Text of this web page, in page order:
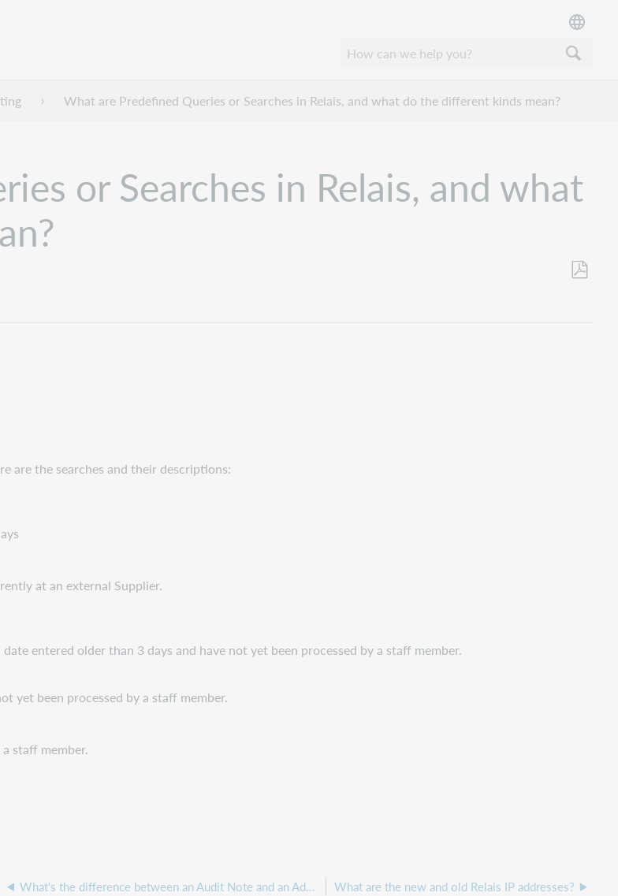
What are Predefined Queries or Searches in Relais, and what do the different kinds mean?
or Searches in Relais, and what
are the searches and their descriptions:
at an external Supplier.
entered older than 3 days and have not yet been processed by a staff member.
yet been processed by a staff member.
staff member.
What's the difference between an Audit Note and an Additional Note in Relais? What are the new and old Relais IP addresses?